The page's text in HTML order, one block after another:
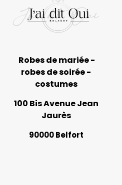
Robes de mariée -
robes de soirée -
costumes
100 Bis Avenue Jean
Jaurès
90000 Belfort